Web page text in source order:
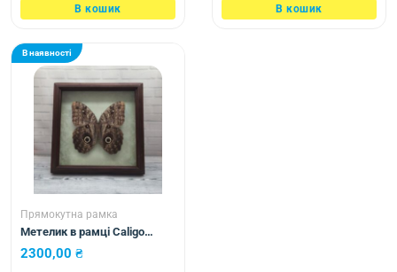
В кошик В кошик
В наявності
Прямокутна рамка
Метелик в рамці Caligo
brasiliensis (низ)
2300,00 ₴